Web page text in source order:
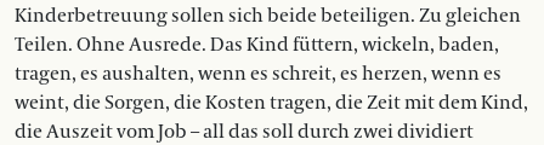
Kinderbetreuung sollen sich beide beteiligen. Zu gleichen
Teilen. Ohne Ausrede. Das Kind füttern, wickeln, baden,
tragen, es aushalten, wenn es schreit, es herzen, wenn es
weint, die Sorgen, die Kosten tragen, die Zeit mit dem Kind,
die Auszeit vom Job – all das soll durch zwei dividiert